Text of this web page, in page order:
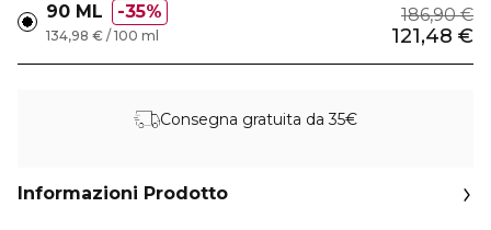
90 ML 35% 186,90 €
121,48 €
134,98 € / 100 ml
Consegna gratuita da 35€
Informazioni Prodotto